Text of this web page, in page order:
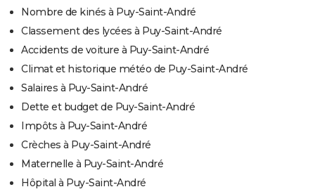
Nombre de kinés à Puy-Saint-André
Classement des lycées à Puy-Saint-André
Accidents de voiture à Puy-Saint-André
Climat et historique météo de Puy-Saint-André
Salaires à Puy-Saint-André
Dette et budget de Puy-Saint-André
Impôts à Puy-Saint-André
Crèches à Puy-Saint-André
Maternelle à Puy-Saint-André
Hôpital à Puy-Saint-André